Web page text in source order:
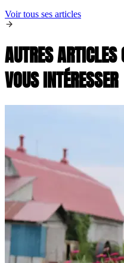
Voir tous ses articles
AUTRES
VOUS INTÉRESSER